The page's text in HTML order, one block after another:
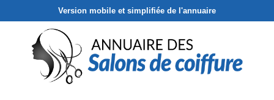
Version mobile et simplifiée de l'annuaire